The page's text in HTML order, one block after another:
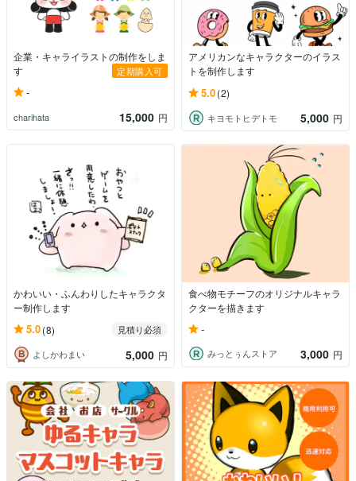
企業・キャライラストの制作をしま
す
定期購入可
-
charihata 15,000 円
アメリカンなキャラクターのイラス
トを制作します
5.0(2)
キヨモトヒデトモ 5,000 円
かわいい・ふんわりしたキャラクタ
ー制作します
5.0(8)
見積り必須
よしかわまい
5,000 円
食べ物モチーフのオリジナルキャラ
クターを描きます
-
みっとぅんストア 3,000 円